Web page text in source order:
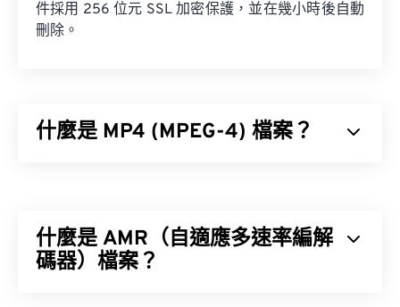
件採用 256 位元 SSL 加密保護，並在幾小時後自動
刪除。
什麼是 MP4 (MPEG-4) 檔案？
於管理和儲存的檔案。它也是一種流行的影片格式，
用於在網路上進行串流媒體播放，例如在 YouTube
什麼是 AMR（自適應多速率編解
碼器）檔案？